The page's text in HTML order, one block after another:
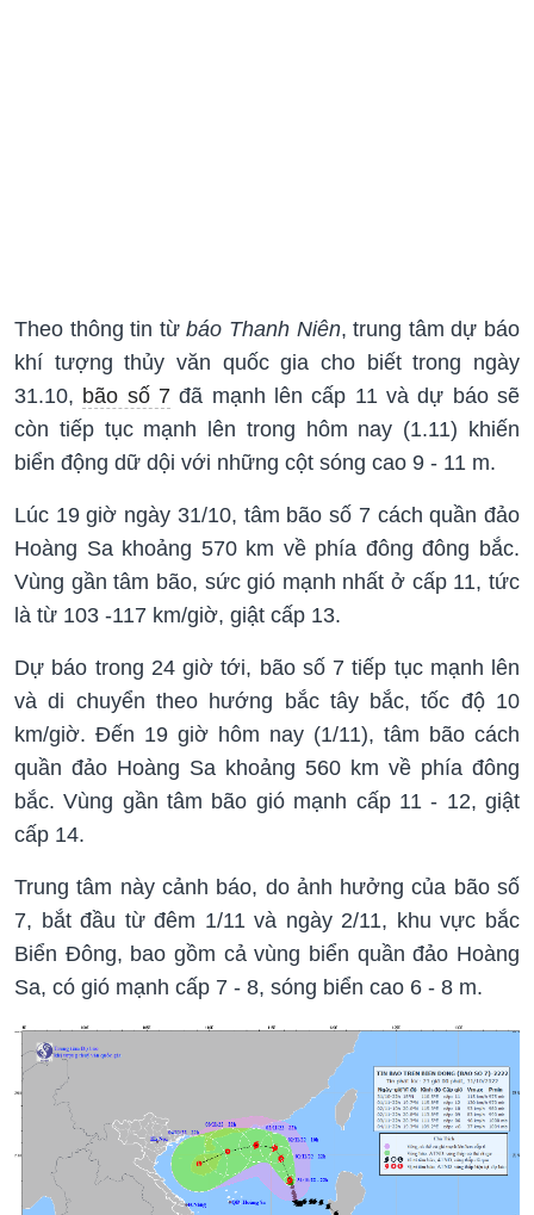
Theo thông tin từbáo Thanh Niên, trung tâm dự báo
khí tượng thủy văn quốc gia cho biết trong ngày
31.10, bão số 7 đã mạnh lên cấp 11 và dự báo sẽ
còn tiếp tục mạnh lên trong hôm nay (1.11) khiến
biển động dữ dội với những cột sóng cao 9 - 11 m.
Lúc 19 giờ ngày 31/10, tâm bão số 7 cách quần đảo
Hoàng Sa khoảng 570 km về phía đông đông bắc.
Vùng gần tâm bão, sức gió mạnh nhất ở cấp 11, tức
là từ 103 -117 km/giờ, giật cấp 13.
Dự báo trong 24 giờ tới, bão số 7 tiếp tục mạnh lên
và di chuyển theo hướng bắc tây bắc, tốc độ 10
km/giờ. Đến 19 giờ hôm nay (1/11), tâm bão cách
quần đảo Hoàng Sa khoảng 560 km về phía đông
bắc. Vùng gần tâm bão gió mạnh cấp 11 - 12, giật
cấp 14.
Trung tâm này cảnh báo, do ảnh hưởng của bão số
7, bắt đầu từ đêm 1/11 và ngày 2/11, khu vực bắc
Biển Đông, bao gồm cả vùng biển quần đảo Hoàng
Sa, có gió mạnh cấp 7 - 8, sóng biển cao 6 - 8 m.